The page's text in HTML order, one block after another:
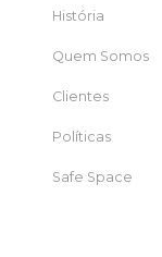
História
Quem Somos
Clientes
Políticas
Safe Space